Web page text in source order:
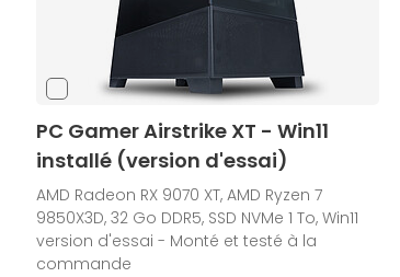
PC Gamer Airstrike XT - Win11
installé (version d'essai)
AMD Radeon RX 9070 XT, AMD Ryzen 7
9850X3D, 32 Go DDR5, SSD NVMe 1 To, Win11
version d'essai - Monté et testé à la
commande